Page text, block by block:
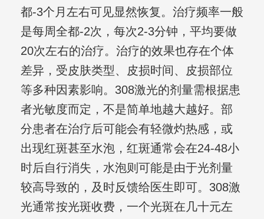
都-3个月左右可见显然恢复。治疗频率一般
是每周全都-2次，每次2-3分钟，平均要做
20次左右的治疗。治疗的效果也存在个体
差异，受皮肤类型、皮损时间、皮损部位
等多种因素影响。308激光的剂量需根据患
者光敏度而定，不是简单地越大越好。部
分患者在治疗后可能会有轻微灼热感，或
出现红斑甚至水泡，红斑通常会在24-48小
时后自行消失，水泡则可能是由于光剂量
较高导致的，及时反馈给医生即可。308激
光通常按光斑收费，一个光斑在几十元左